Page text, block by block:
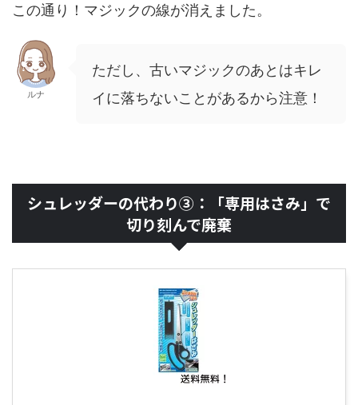
この通り！マジックの線が消えました。
ルナ
ただし、古いマジックのあとはキレ
イに落ちないことがあるから注意！
シュレッダーの代わり③：「専用はさみ」で
切り刻んで廃棄